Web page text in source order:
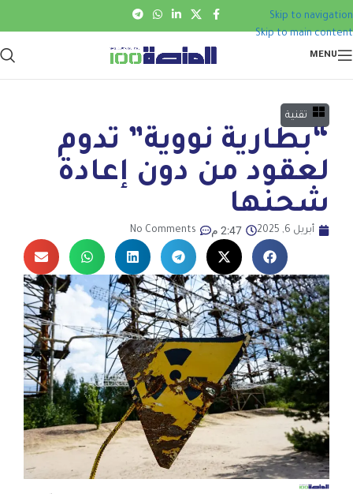
Skip to navigation
Skip to main content
MENU
تقنية
“بطارية نووية” تدوم
لعقود من دون إعادة
شحنها
أبريل 6, 2025 2:47 م No Comments